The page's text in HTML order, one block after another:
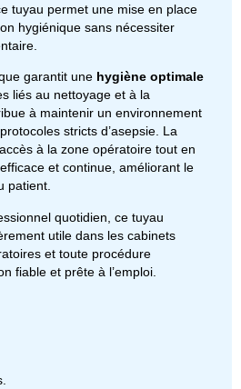
tuyau permet une mise en place
hygiénique sans nécessiter
garantit une hygiène optimale
liés au nettoyage et à la
à maintenir un environnement
stricts d’asepsie. La
à la zone opératoire tout en
et continue, améliorant le
patient.
quotidien, ce tuyau
utile dans les cabinets
et toute procédure
fiable et prête à l’emploi.